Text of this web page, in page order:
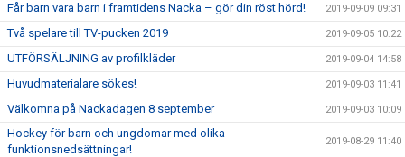
Får barn vara barn i framtidens Nacka – gör din röst hörd! 2019-09-09 09:31
Två spelare till TV-pucken 2019 2019-09-05 10:22
UTFÖRSÄLJNING av profilkläder 2019-09-04 14:58
Huvudmaterialare sökes! 2019-09-03 11:41
Välkomna på Nackadagen 8 september 2019-09-03 10:09
Hockey för barn och ungdomar med olika
funktionsnedsättningar!
2019-08-29 11:40